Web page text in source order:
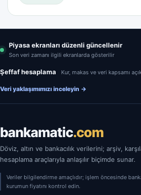
Piyasa ekranları düzenli güncellenir
Son veri zamanı ilgili ekranlarda gösterilir
Şeffaf hesaplama Kur, makas ve veri kapsamı
Veri yaklaşımımızı inceleyin →
bankamatic.com
Döviz, altın ve bankacılık verilerini; arşiv,
hesaplama araçlarıyla anlaşılır biçimde sunar.
Veriler bilgilendirme amaçlıdır; işlem öncesinde
kurumun fiyatını kontrol edin.